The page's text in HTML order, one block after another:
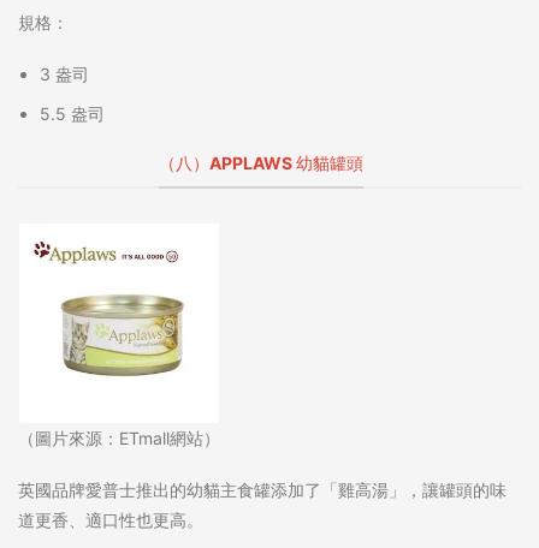
規格：
3 盎司
5.5 盎司
（八）APPLAWS 幼貓罐頭
（圖片來源：ETmall網站）
英國品牌愛普士推出的幼貓主食罐添加了「雞高湯」，讓罐頭的味
道更香、適口性也更高。